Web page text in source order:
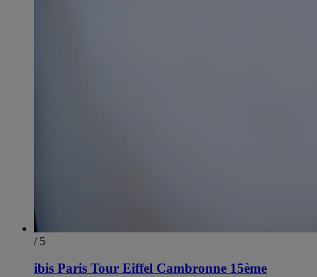
/ 5
ibis Paris Tour Eiffel Cambronne 15ème